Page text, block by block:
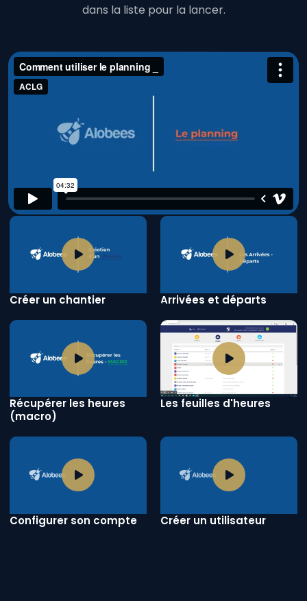
dans la liste pour la lancer.
Créer un chantier Arrivées et départs
Récupérer les heures
(macro)
Les feuilles d'heures
Configurer son compte Créer un utilisateur